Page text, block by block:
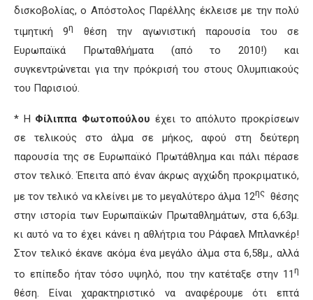
δισκοβολίας, ο Απόστολος Παρέλλης έκλεισε με την πολύ
τιμητική 9η
θέση την αγωνιστική παρουσία του σε
Ευρωπαϊκά Πρωταθλήματα (από το 2010!) και
συγκεντρώνεται για την πρόκρισή του στους Ολυμπιακούς
του Παρισιού.
* Η Φίλιππα Φωτοπούλου έχει το απόλυτο προκρίσεων
σε τελικούς στο άλμα σε μήκος, αφού στη δεύτερη
παρουσία της σε Ευρωπαϊκό Πρωτάθλημα και πάλι πέρασε
στον τελικό. Έπειτα από έναν άκρως αγχώδη προκριματικό,
με τον τελικό να κλείνει με το μεγαλύτερο άλμα 12ηςθέσης
στην ιστορία των Ευρωπαϊκών Πρωταθλημάτων, στα 6,63μ.
κι αυτό να το έχει κάνει η αθλήτρια του Ράφαελ Μπλανκέρ!
Στον τελικό έκανε ακόμα ένα μεγάλο άλμα στα 6,58μ., αλλά
το επίπεδο ήταν τόσο υψηλό, που την κατέταξε στην 11 η
θέση. Είναι χαρακτηριστικό να αναφέρουμε ότι επτά